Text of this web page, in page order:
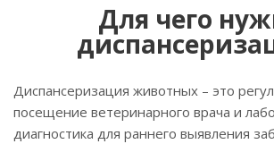
Для чего
Диспансеризация животных – это
посещение ветеринарного врача и
диагностика для раннего выявления